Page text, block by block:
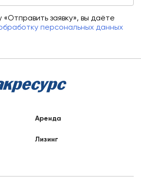
заявку», вы даёте
персональных данных
Аренда
Лизинг